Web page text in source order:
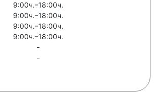
9:00ч.–18:00ч.
9:00ч.–18:00ч.
9:00ч.–18:00ч.
9:00ч.–18:00ч.
-
-